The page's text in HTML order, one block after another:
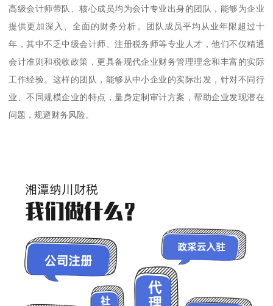
高级会计师带队、核心成员均为会计专业出身的团队，能够为企业
提供更加深入、全面的财务分析。团队成员平均从业年限超过十
年，其中不乏中级会计师、注册税务师等专业人才，他们不仅精通
会计准则和税收政策，更具备现代企业财务管理理念和丰富的实际
工作经验。这样的团队，能够从中小企业的实际出发，针对不同行
业、不同规模企业的特点，量身定制审计方案，帮助企业发现潜在
问题，规避财务风险。